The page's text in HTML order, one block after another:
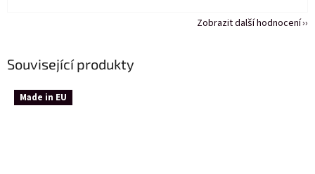
Související produkty
Made in EU
Zobrazit další hodnocení